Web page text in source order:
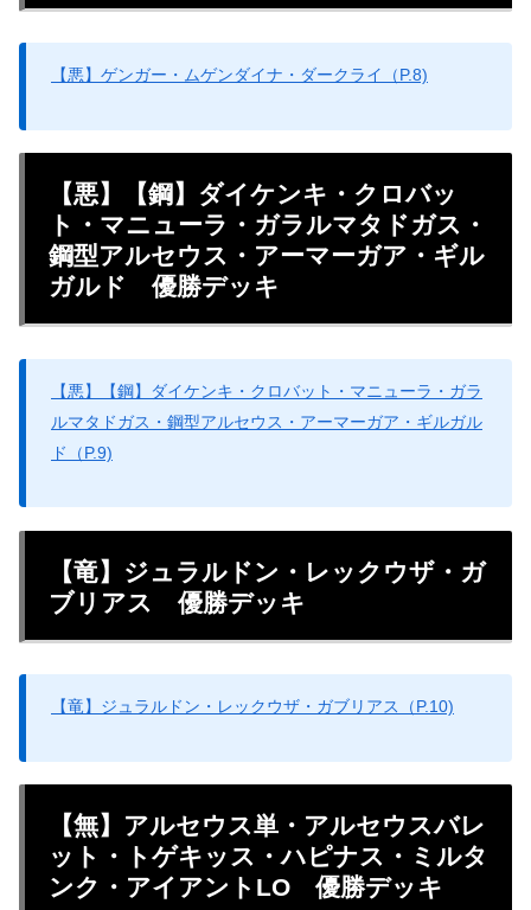
【悪】ゲンガー・ムゲンダイナ・ダークライ（P.8)
【悪】【鋼】ダイケンキ・クロバッ
ト・マニューラ・ガラルマタドガス・
鋼型アルセウス・アーマーガア・ギル
ガルド 優勝デッキ
【悪】【鋼】ダイケンキ・クロバット・マニューラ・ガラ
ルマタドガス・鋼型アルセウス・アーマーガア・ギルガル
ド（P.9)
【竜】ジュラルドン・レックウザ・ガ
ブリアス 優勝デッキ
【竜】ジュラルドン・レックウザ・ガブリアス（P.10)
【無】アルセウス単・アルセウスバレ
ット・トゲキッス・ハピナス・ミルタ
ンク・アイアントLO 優勝デッキ